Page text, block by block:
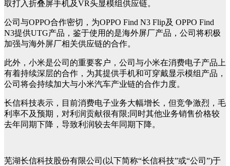
取打入折叠屏手机及VR头显模组供应链。
公司与OPPO合作密切，为OPPO Find N3 Flip及 OPPO Find
N3提供UTG产品，鉴于使用的是海外屏厂产品，公司将积极
加强与海外屏厂相关供应链的合作。
此外，小米是公司的重要客户，公司与小米在消费电子产品上
有着持续深层的合作，为其提供手机和可穿戴显示模组产品，
公司将会持续加大与小米汽车产业链的合作力度。
长信科技表示，目前消费电子业务大幅增长，但竞争激烈，毛
利率不及预期，对利润贡献很有限;同时其他业务销售价格较
去年同期下降，导致利润较去年同期下降。
芜湖长信科技股份有限公司 (以下简称“长信科技”或“公司 ”)于